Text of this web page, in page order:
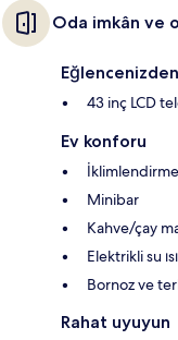
Oda imkân ve
43 inç LCD
Ev konforu
İklimlendirme
Minibar
Kahve/çay
Elektrikli su
Bornoz ve
Rahat uyuyun